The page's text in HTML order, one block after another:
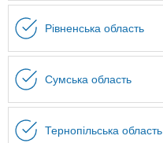
Рівненська область
Сумська область
Тернопільська область